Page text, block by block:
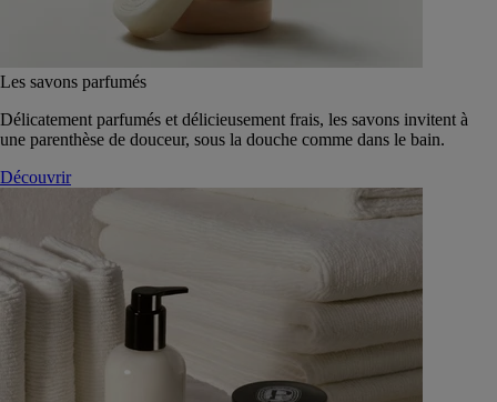
Les savons parfumés
Délicatement parfumés et délicieusement frais, les savons invitent à
une parenthèse de douceur, sous la douche comme dans le bain.
Découvrir